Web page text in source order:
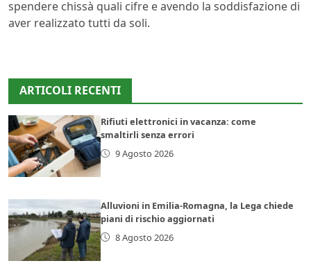
spendere chissà quali cifre e avendo la soddisfazione di
aver realizzato tutti da soli.
ARTICOLI RECENTI
Rifiuti elettronici in vacanza: come
smaltirli senza errori
9 Agosto 2026
Alluvioni in Emilia-Romagna, la Lega chiede
piani di rischio aggiornati
8 Agosto 2026